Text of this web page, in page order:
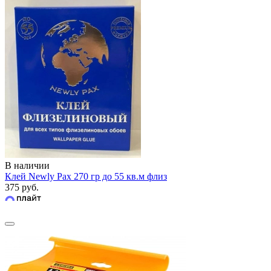
В наличии
Клей Newly Pax 270 гр до 55 кв.м флиз
375 руб.